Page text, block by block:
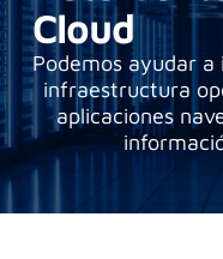
Cloud
Podemos ayudar
infraestructura
aplicaciones